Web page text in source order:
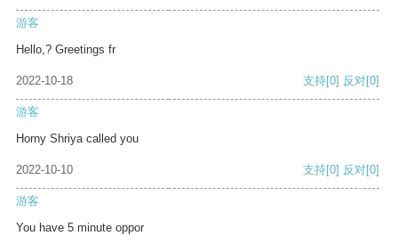
游客
Hello,? Greetings fr
2022-10-18 支持[0] 反对[0]
游客
Horny Shriya called you
2022-10-10 支持[0] 反对[0]
游客
You have 5 minute oppor